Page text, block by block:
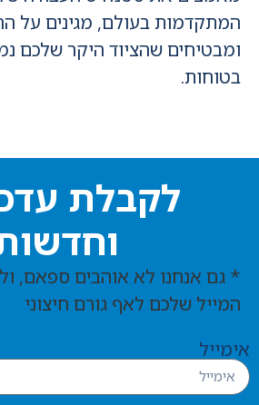
המתקדמות בעולם, מגינים על
ומבטיחים שהציוד היקר שלכם
בטוחות.
לקבלת
* גם אנחנו לא אוהבים ספאם,
המייל שלכם לאף גורם חיצוני
אימייל